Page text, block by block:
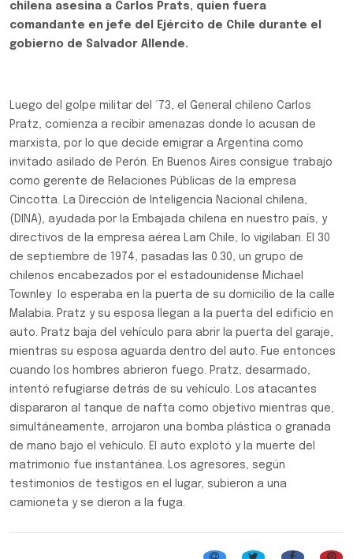
chilena asesina a Carlos Prats, quien fuera
comandante en jefe del Ejército de Chile durante el
gobierno de Salvador Allende.
Luego del golpe militar del ´73, el General chileno Carlos
Pratz, comienza a recibir amenazas donde lo acusan de
marxista, por lo que decide emigrar a Argentina como
invitado asilado de Perón. En Buenos Aires consigue trabajo
como gerente de Relaciones Públicas de la empresa
Cincotta. La Dirección de Inteligencia Nacional chilena,
(DINA), ayudada por la Embajada chilena en nuestro país, y
directivos de la empresa aérea Lam Chile, lo vigilaban. El 30
de septiembre de 1974, pasadas las 0.30, un grupo de
chilenos encabezados por el estadounidense Michael
Townley lo esperaba en la puerta de su domicilio de la calle
Malabia. Pratz y su esposa llegan a la puerta del edificio en
auto. Pratz baja del vehículo para abrir la puerta del garaje,
mientras su esposa aguarda dentro del auto. Fue entonces
cuando los hombres abrieron fuego. Pratz, desarmado,
intentó refugiarse detrás de su vehículo. Los atacantes
dispararon al tanque de nafta como objetivo mientras que,
simultáneamente, arrojaron una bomba plástica o granada
de mano bajo el vehículo. El auto explotó y la muerte del
matrimonio fue instantánea. Los agresores, según
testimonios de testigos en el lugar, subieron a una
camioneta y se dieron a la fuga.